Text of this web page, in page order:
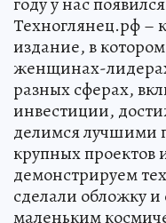
Техноглянец.рф –
издание, в
женщинах-
разных сферах,
инвестиции,
делимся лучшими
крупных проектов
демонстрируем
сделали обложку
маленьким